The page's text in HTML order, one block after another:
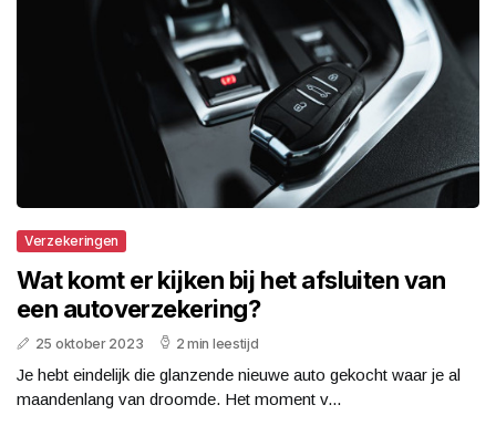
Verzekeringen
Wat komt er kijken bij het afsluiten van
een autoverzekering?
25 oktober 2023 2 min leestijd
Je hebt eindelijk die glanzende nieuwe auto gekocht waar je al
maandenlang van droomde. Het moment v...